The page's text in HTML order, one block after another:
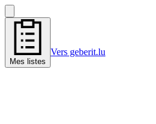
Mes listes
Vers geberit.lu